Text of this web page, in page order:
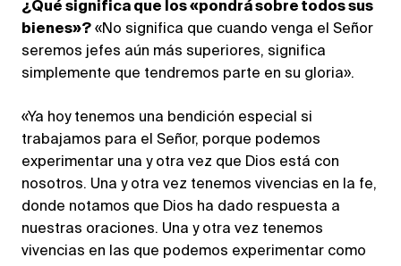
¿Qué significa que los «pondrá sobre todos sus
bienes»? «No significa que cuando venga el Señor
seremos jefes aún más superiores, significa
simplemente que tendremos parte en su gloria».
«Ya hoy tenemos una bendición especial si
trabajamos para el Señor, porque podemos
experimentar una y otra vez que Dios está con
nosotros. Una y otra vez tenemos vivencias en la fe,
donde notamos que Dios ha dado respuesta a
nuestras oraciones. Una y otra vez tenemos
vivencias en las que podemos experimentar como